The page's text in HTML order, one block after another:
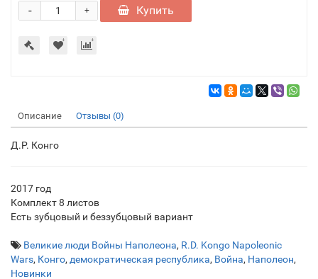
+
- Купить
Описание Отзывы (0)
Д.Р. Конго
2017 год
Комплект 8 листов
Есть зубцовый и беззубцовый вариант
Великие люди Войны Наполеона, R.D. Kongo Napoleonic
Wars, Конго, демократическая республика, Война, Наполеон,
Новинки